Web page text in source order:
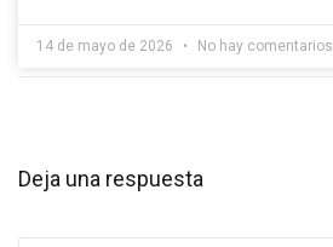
14 de mayo de 2026 No hay comentarios
Deja una respuesta